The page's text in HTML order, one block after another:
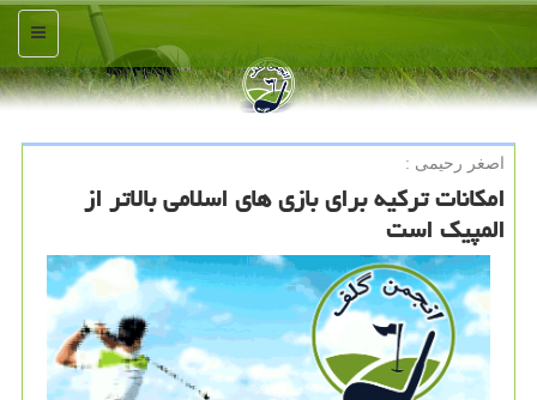
منو
اصغر رحیمی :
امکانات ترکیه برای بازی های اسلامی بالاتر از
المپیک است